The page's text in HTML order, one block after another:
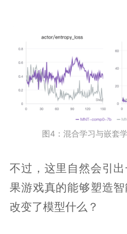
图4：混合学习与嵌套
不过，这里自然会引
果游戏真的能够塑造
改变了模型什么？